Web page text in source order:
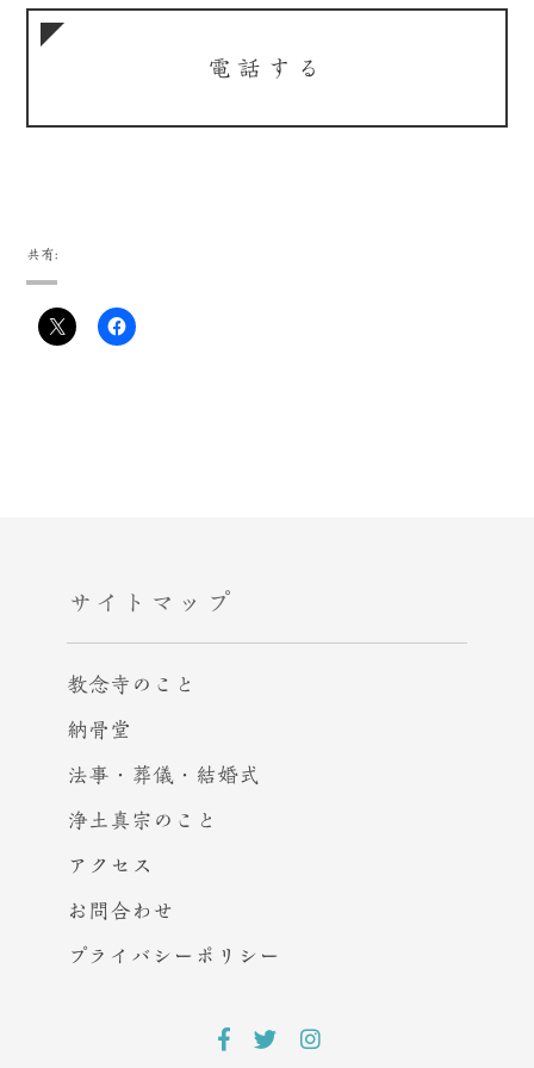
電話する
共有:
サイトマップ
教念寺のこと
納骨堂
法事・葬儀・結婚式
浄土真宗のこと
アクセス
お問合わせ
プライバシー ポリシー